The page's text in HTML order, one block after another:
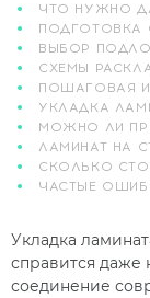
ЧТО НУЖНО
ПОДГОТОВКА
ВЫБОР
СХЕМЫ
ПОШАГОВАЯ
УКЛАДКА
МОЖНО ЛИ
ЛАМИНАТ НА
СКОЛЬКО
ЧАСТЫЕ
Укладка
справится даже
соединение